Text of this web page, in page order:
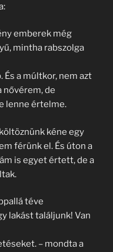
emberek még
mintha rabszolga
És a múltkor, nem azt
nővérem, de
lenne értelme.
kéne egy
férünk el. És úton a
is egyet értett, de a
téve
lakást találjunk! Van
– mondta a